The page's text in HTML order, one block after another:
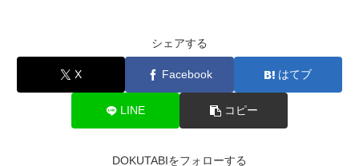
シェアする
X Facebook はてブ
LINE コピー
DOKUTABIをフォローする